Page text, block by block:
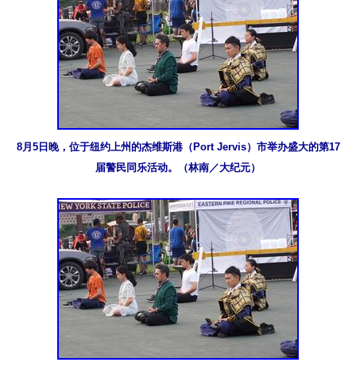
8月5日晚，位于纽约上州的杰维斯港（Port Jervis）市举办盛大的第17
届警民同乐活动。（林南／大纪元）